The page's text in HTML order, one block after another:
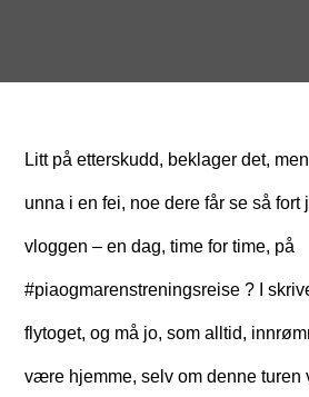
Litt på etterskudd, beklager det,
unna i en fei, noe dere får se så fort
vloggen – en dag, time for time, på
#piaogmarenstreningsreise ? I
flytoget, og må jo, som alltid,
være hjemme, selv om denne